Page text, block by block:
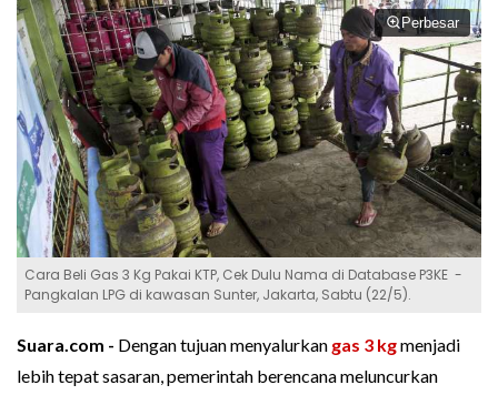
Perbesar
Cara Beli Gas 3 Kg Pakai KTP, Cek Dulu Nama di Database P3KE -
Pangkalan LPG di kawasan Sunter, Jakarta, Sabtu (22/5).
Suara.com - Dengan tujuan menyalurkan gas 3 kgmenjadi
lebih tepat sasaran, pemerintah berencana meluncurkan